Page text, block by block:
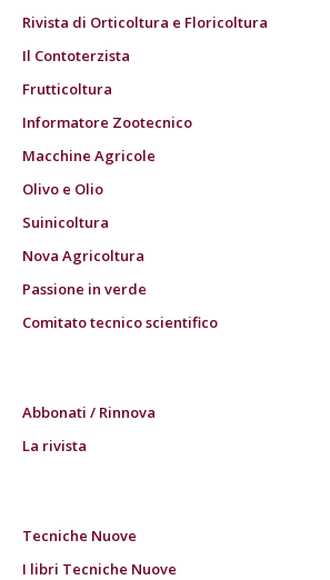
Rivista di Orticoltura e Floricoltura
Il Contoterzista
Frutticoltura
Informatore Zootecnico
Macchine Agricole
Olivo e Olio
Suinicoltura
Nova Agricoltura
Passione in verde
Comitato tecnico scientifico
Abbonati / Rinnova
La rivista
Tecniche Nuove
I libri Tecniche Nuove